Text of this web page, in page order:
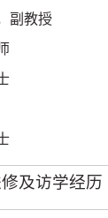
副教授
及访学经历